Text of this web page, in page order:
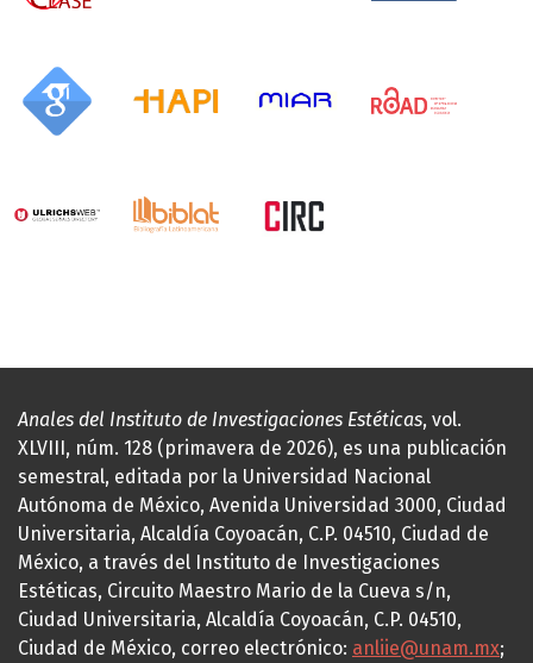
Anales del Instituto de Investigaciones Estéticas, vol.
XLVIII, núm. 128 (primavera de 2026), es una publicación
semestral, editada por la Universidad Nacional
Autónoma de México, Avenida Universidad 3000, Ciudad
Universitaria, Alcaldía Coyoacán, C.P. 04510, Ciudad de
México, a través del Instituto de Investigaciones
Estéticas, Circuito Maestro Mario de la Cueva s/n,
Ciudad Universitaria, Alcaldía Coyoacán, C.P. 04510,
Ciudad de México, correo electrónico: anliie@unam.mx;